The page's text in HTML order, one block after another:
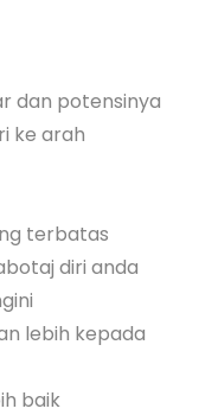
dan potensinya
ke arah
terbatas
diri anda
lebih kepada
baik